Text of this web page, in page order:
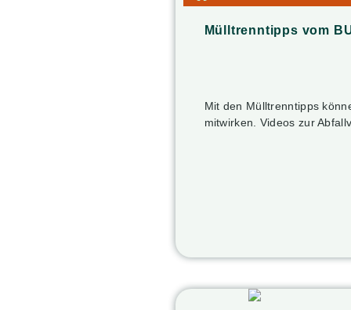
Mülltrenntipps vom
Mit den Mülltrenntipps
mitwirken. Videos zur